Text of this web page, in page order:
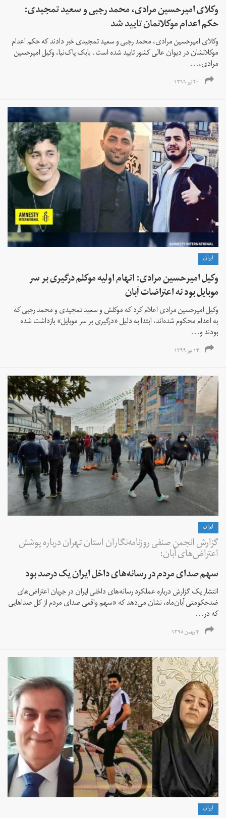
وکلای امیرحسین مرادی، محمد رجبی و سعید تمجیدی:
حکم اعدام موکلانمان تایید شد
وکلای امیرحسین مرادی، محمد رجبی و سعید تمجیدی خبر دادند که حکم اعدام
موکلانشان در دیوان عالی کشور تایید شده است. بابک پاک‌نیا، وکیل امیرحسین
مرادی،...
۲۰ تیر ۱۳۹۹
ايران
وکیل امیرحسین مرادی: اتهام اولیه موکلم درگیری بر سر
موبایل بود نه اعتراضات آبان
وکیل امیرحسین مرادی اعلام کرد که موکلش و سعید تمجیدی و محمد رجبی که
به اعدام محکوم شده‌اند، ابتدا به دلیل «درگیری بر سر موبایل» بازداشت شده‌
بودند و...
۱۴ تیر ۱۳۹۹
ايران
گزارش انجمن صنفی روزنامه‌نگاران استان تهران درباره پوشش
اعتراض‌های آبان:
سهم صدای مردم در رسانه‌های داخل ایران یک درصد بود
انتشار یک گزارش درباره عملکرد رسانه‌های داخلی ایران در جریان اعتراض‌های
ضدحکومتی آبان‌ماه، نشان می‌دهد که «سهم واقعی صدای مردم از کل صداهایی
که در...
۴ بهمن ۱۳۹۸
ايران